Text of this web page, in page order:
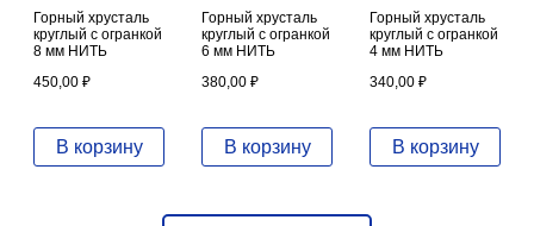
Горный хрусталь
круглый с огранкой
8 мм НИТЬ
450,00 ₽
В корзину
Горный хрусталь
круглый с огранкой
6 мм НИТЬ
380,00 ₽
В корзину
Горный хрусталь
круглый с огранкой
4 мм НИТЬ
340,00 ₽
В корзину